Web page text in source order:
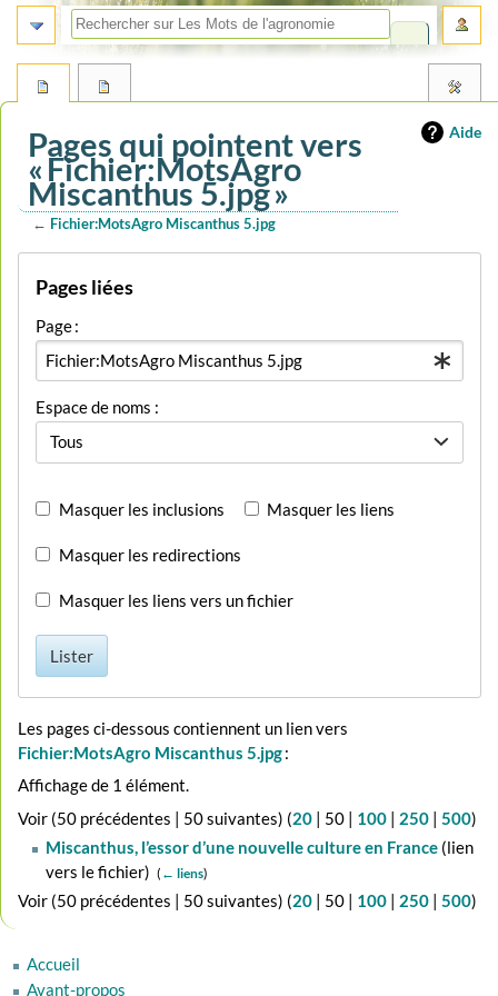
Aide
Pages qui pointent vers
« Fichier:MotsAgro
Miscanthus 5.jpg »
← Fichier:MotsAgro Miscanthus 5.jpg
navigation
recherche
Pages liées
Page :
Espace de noms :
Tous
Masquer les inclusions Masquer les liens
Masquer les redirections
Masquer les liens vers un fichier
Lister
Les pages ci-dessous contiennent un lien vers
Fichier:MotsAgro Miscanthus 5.jpg:
Affichage de 1 élément.
Voir (50 précédentes | 50 suivantes) (20 | 50 | 100 | 250 |500)
Miscanthus, l’essor d’une nouvelle culture en France(lien
vers le fichier) ‎ ( ← liens)
Voir (50 précédentes | 50 suivantes) (20 | 50 | 100 | 250 |500)
Accueil
Avant-propos